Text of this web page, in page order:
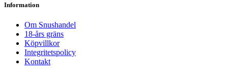
Information
Om Snushandel
18-års gräns
Köpvillkor
Integritetspolicy
Kontakt